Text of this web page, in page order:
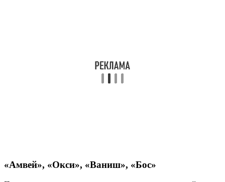
«Амвей», «Окси», «Ваниш», «Бос»